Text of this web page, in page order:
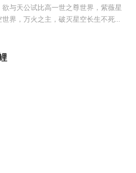
与天公试比高一世之尊世界，紫薇星
界，万火之主，破灭星空长生不死...